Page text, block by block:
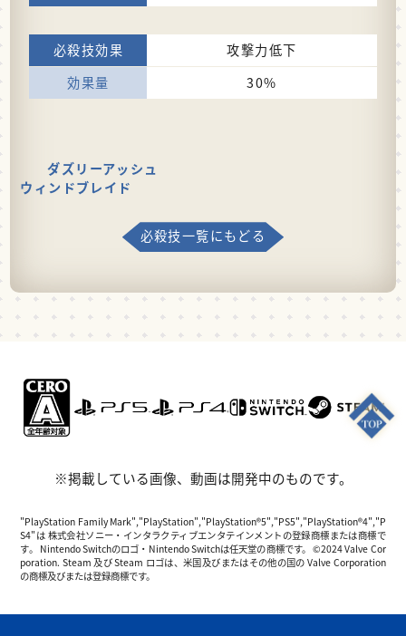
攻撃力低下
30%
ダズリーアッシュ
ウィンドブレイド
必殺技一覧にもどる
※掲載している画像、動画は開発中のものです。
"PlayStation Family Mark","PlayStation","PlayStation®5","PS5","PlayStation®4","P
S4"は 株式会社ソニー・インタラクティブエンタテインメントの登録商標または商標で
す。 Nintendo Switchのロゴ・Nintendo Switchは任天堂の商標です。 ©2024 Valve Cor
poration. Steam 及び Steam ロゴは、米国及びまたはその他の国の Valve Corporation
の商標及びまたは登録商標です。